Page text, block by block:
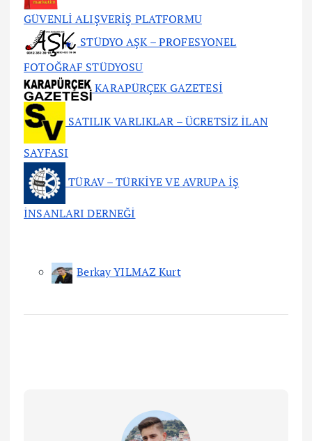
GÜVENLİ ALIŞVERİŞ PLATFORMU
STÜDYO AŞK – PROFESYONEL
FOTOĞRAF STÜDYOSU
KARAPÜRÇEK GAZETESİ
SATILIK VARLIKLAR – ÜCRETSİZ İLAN
SAYFASI
TÜRAV – TÜRKİYE VE AVRUPA İŞ
İNSANLARI DERNEĞİ
Berkay YILMAZ Kurt